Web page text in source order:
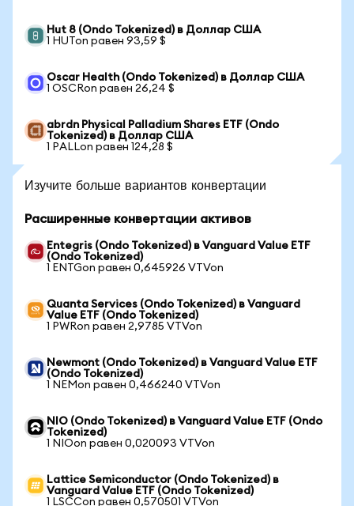
Hut 8 (Ondo Tokenized) в Доллар США
1 HUTon равен 93,59 $
Oscar Health (Ondo Tokenized) в Доллар США
1 OSCRon равен 26,24 $
abrdn Physical Palladium Shares ETF (Ondo
Tokenized) в Доллар США
1 PALLon равен 124,28 $
Изучите больше вариантов конвертации
Расширенные конвертации активов
Entegris (Ondo Tokenized) в Vanguard Value ETF
(Ondo Tokenized)
1 ENTGon равен 0,645926 VTVon
Quanta Services (Ondo Tokenized) в Vanguard
Value ETF (Ondo Tokenized)
1 PWRon равен 2,9785 VTVon
Newmont (Ondo Tokenized) в Vanguard Value ETF
(Ondo Tokenized)
1 NEMon равен 0,466240 VTVon
NIO (Ondo Tokenized) в Vanguard Value ETF (Ondo
Tokenized)
1 NIOon равен 0,020093 VTVon
Lattice Semiconductor (Ondo Tokenized) в
Vanguard Value ETF (Ondo Tokenized)
1 LSCCon равен 0,570501 VTVon